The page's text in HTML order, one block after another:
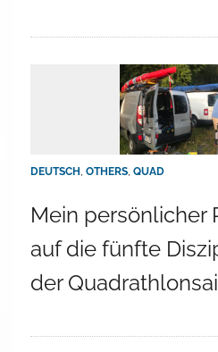
DEUTSCH , OTHERS, QUAD
Mein persönlicher
auf die fünfte
der